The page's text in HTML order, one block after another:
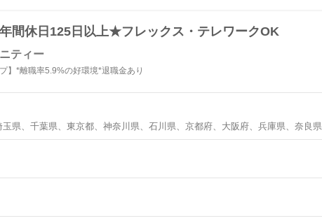
間休日125日以上★フレックス・テレワークOK
ティー
】*離職率5.9%の好環境*退職金あり
県、千葉県、東京都、神奈川県、石川県、京都府、大阪府、兵庫県、奈良県